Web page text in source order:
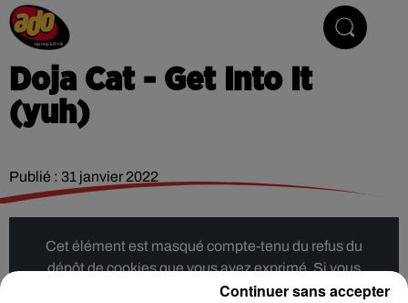
Doja Cat - Get Into It
(yuh)
Publié : 31 janvier 2022
Cet élément est masqué compte-tenu du refus du
dépôt de cookies que vous avez exprimé. Si vous
souhaitez l'afficher, merci de nous donner votre accord
Continuer sans accepter